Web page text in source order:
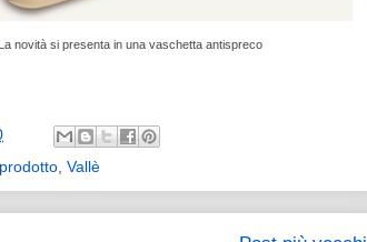
La novità si presenta in una vaschetta antispreco
prodotto, Vallè